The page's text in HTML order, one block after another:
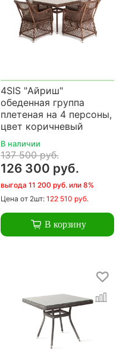
4SIS "Айриш"
обеденная группа
плетеная на 4 персоны,
цвет коричневый
В наличии
137 500 руб.
126 300 руб.
выгода 11 200 руб. или 8%
Цена от 2шт: 122 510 руб.
В корзину